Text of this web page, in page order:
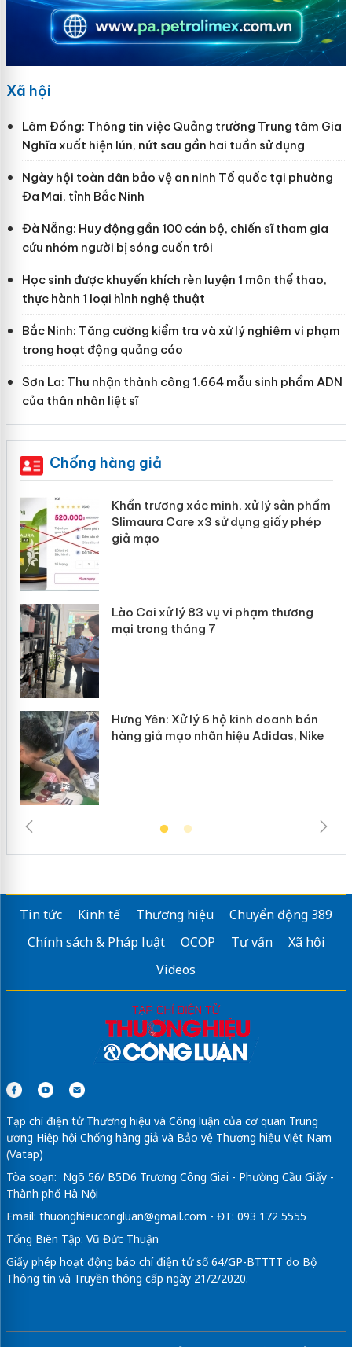
Xã hội
Lâm Đồng: Thông tin việc Quảng trường Trung tâm Gia
Nghĩa xuất hiện lún, nứt sau gần hai tuần sử dụng
Ngày hội toàn dân bảo vệ an ninh Tổ quốc tại phường
Đa Mai, tỉnh Bắc Ninh
Đà Nẵng: Huy động gần 100 cán bộ, chiến sĩ tham gia
cứu nhóm người bị sóng cuốn trôi
Học sinh được khuyến khích rèn luyện 1 môn thể thao,
thực hành 1 loại hình nghệ thuật
Bắc Ninh: Tăng cường kiểm tra và xử lý nghiêm vi phạm
trong hoạt động quảng cáo
Sơn La: Thu nhận thành công 1.664 mẫu sinh phẩm ADN
của thân nhân liệt sĩ
Chống hàng giả
Khẩn trương xác minh, xử lý sản phẩm
Slimaura Care x3 sử dụng giấy phép
giả mạo
Lào Cai xử lý 83 vụ vi phạm thương
mại trong tháng 7
Hưng Yên: Xử lý 6 hộ kinh doanh bán
hàng giả mạo nhãn hiệu Adidas, Nike
Tin tức Kinh tế Thương hiệu
Chuyển động 389
Chính sách & Pháp luật
OCOP Tư vấn
Xã hội
Videos
Tạp chí điện tử Thương hiệu và Công luận của cơ quan Trung
ương Hiệp hội Chống hàng giả và Bảo vệ Thương hiệu Việt Nam
(Vatap)
Tòa soạn: Ngõ 56/ B5D6 Trương Công Giai - Phường Cầu Giấy -
Thành phố Hà Nội
Email: thuonghieucongluan@gmail.com - ĐT: 093 172 5555
Tổng Biên Tập: Vũ Đức Thuận
Giấy phép hoạt động báo chí điện tử số 64/GP-BTTTT do Bộ
Thông tin và Truyền thông cấp ngày 21/2/2020.